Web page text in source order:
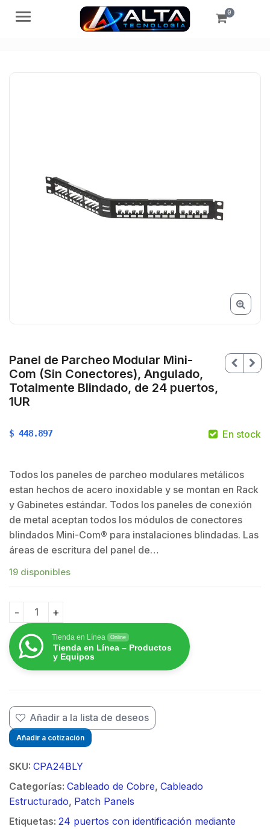
Menú 0
Panel de Parcheo Modular Mini-
Com (Sin Conectores), Angulado,
Totalmente Blindado, de 24 puertos,
1UR
$ 448.897 En stock
Todos los paneles de parcheo modulares metálicos
estan hechos de acero inoxidable y se montan en Rack
y Gabinetes estándar. Todos los paneles de conexión
de metal aceptan todos los módulos de conectores
blindados Mini-Com® para instalaciones blindadas. Las
áreas de escritura del panel de…
19 disponibles
Panel de Parcheo Modular Mini-Com (Sin
Tienda en Línea Online
Tienda en Línea – Productos
y Equipos
Añadir a la lista de deseos
Añadir a cotización
SKU: CPA24BLY
Categorías: Cableado de Cobre, Cableado
Estructurado, Patch Panels
Etiquetas: 24 puertos con identificación mediante